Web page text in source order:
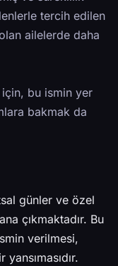
tercih edilen
ailelerde daha
için, bu ismin yer
bakmak da
günler ve özel
çıkmaktadır. Bu
verilmesi,